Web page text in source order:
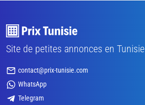
Site de petites annonces en Tunisie
contact@prix-tunisie.com
WhatsApp
Telegram